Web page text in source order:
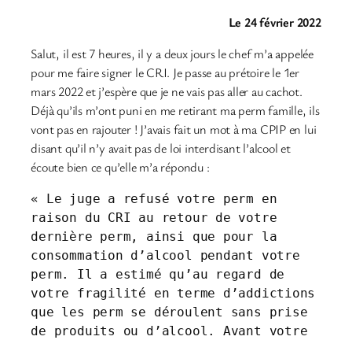
Le 24 février 2022
Salut, il est 7 heures, il y a deux jours le chef m’a appelée
pour me faire signer le CRI. Je passe au prétoire le 1er
mars 2022 et j’espère que je ne vais pas aller au cachot.
Déjà qu’ils m’ont puni en me retirant ma perm famille, ils
vont pas en rajouter ! J’avais fait un mot à ma CPIP en lui
disant qu’il n’y avait pas de loi interdisant l’alcool et
écoute bien ce qu’elle m’a répondu :
« Le juge a refusé votre perm en
raison du CRI au retour de votre
dernière perm, ainsi que pour la
consommation d’alcool pendant votre
perm. Il a estimé qu’au regard de
votre fragilité en terme d’addictions
que les perm se déroulent sans prise
de produits ou d’alcool. Avant votre